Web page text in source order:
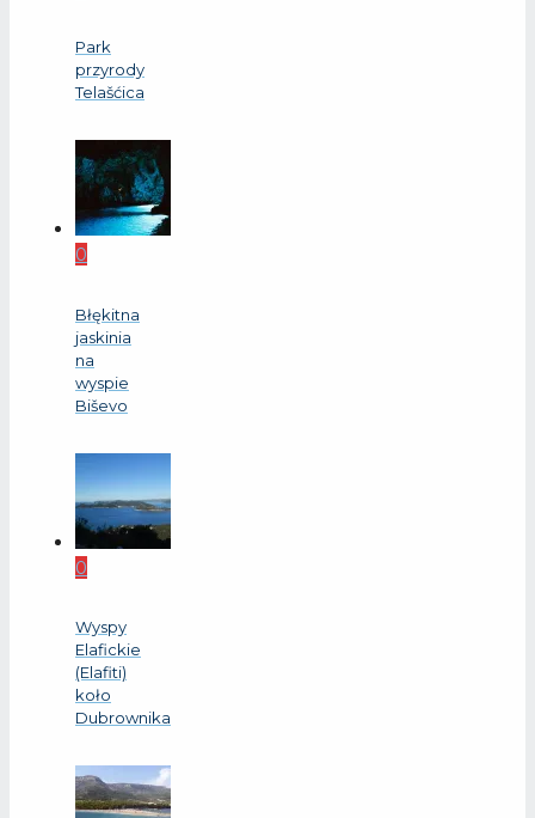
Park
przyrody
Telašćica
0
Błękitna
jaskinia
na
wyspie
Biševo
0
Wyspy
Elafickie
(Elafiti)
koło
Dubrownika